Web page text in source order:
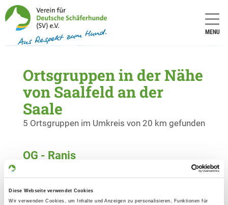
Diese Webseite verwendet Cookies
Wir verwenden Cookies, um Inhalte und Anzeigen zu personalisieren, Funktionen für
MENU
Ortsgruppen in der Nähe
von Saalfeld an der
Saale
5 Ortsgruppen im Umkreis von 20 km gefunden
OG - Ranis
07389 Ranis-Ludwigshof